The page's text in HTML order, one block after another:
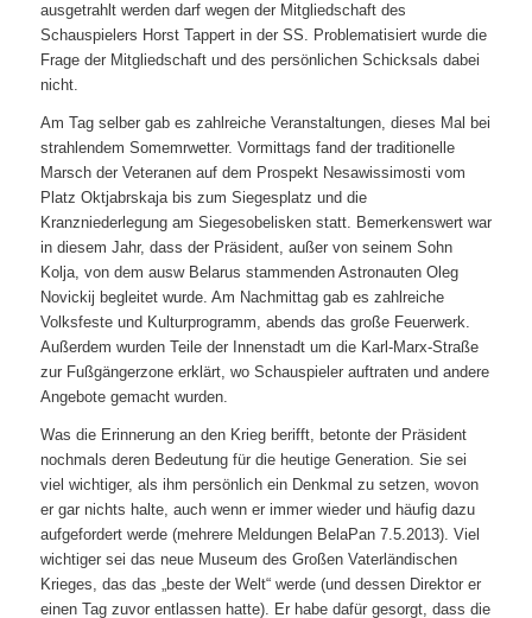
ausgetrahlt werden darf wegen der Mitgliedschaft des
Schauspielers Horst Tappert in der SS. Problematisiert wurde die
Frage der Mitgliedschaft und des persönlichen Schicksals dabei
nicht.
Am Tag selber gab es zahlreiche Veranstaltungen, dieses Mal bei
strahlendem Somemrwetter. Vormittags fand der traditionelle
Marsch der Veteranen auf dem Prospekt Nesawissimosti vom
Platz Oktjabrskaja bis zum Siegesplatz und die
Kranzniederlegung am Siegesobelisken statt. Bemerkenswert war
in diesem Jahr, dass der Präsident, außer von seinem Sohn
Kolja, von dem ausw Belarus stammenden Astronauten Oleg
Novickij begleitet wurde. Am Nachmittag gab es zahlreiche
Volksfeste und Kulturprogramm, abends das große Feuerwerk.
Außerdem wurden Teile der Innenstadt um die Karl-Marx-Straße
zur Fußgängerzone erklärt, wo Schauspieler auftraten und andere
Angebote gemacht wurden.
Was die Erinnerung an den Krieg berifft, betonte der Präsident
nochmals deren Bedeutung für die heutige Generation. Sie sei
viel wichtiger, als ihm persönlich ein Denkmal zu setzen, wovon
er gar nichts halte, auch wenn er immer wieder und häufig dazu
aufgefordert werde (mehrere Meldungen BelaPan 7.5.2013). Viel
wichtiger sei das neue Museum des Großen Vaterländischen
Krieges, das das „beste der Welt“ werde (und dessen Direktor er
einen Tag zuvor entlassen hatte). Er habe dafür gesorgt, dass die